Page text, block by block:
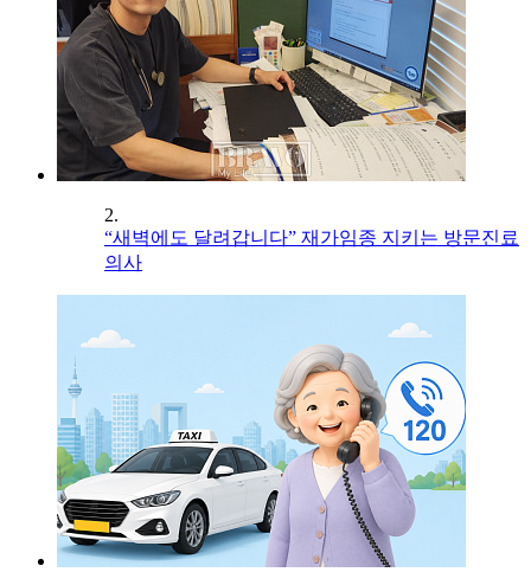
2.
“새벽에도 달려갑니다” 재가임종 지키는 방문진료
의사